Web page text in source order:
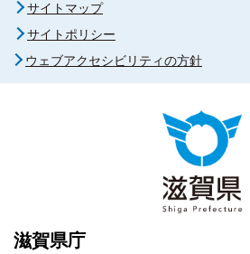
サイトマップ
サイトポリシー
ウェブアクセシビリティの方針
滋賀県庁